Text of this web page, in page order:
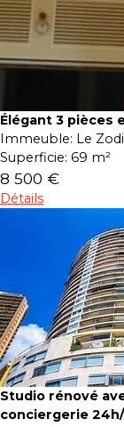
Élégant 3 pièces
Immeuble: Le
Superficie: 69 m²
8 500 €
Détails
Studio rénové
conciergerie